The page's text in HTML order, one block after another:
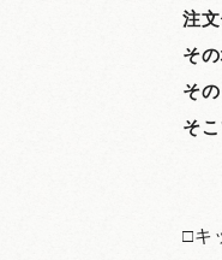
注
そ
そ
そ
□キ